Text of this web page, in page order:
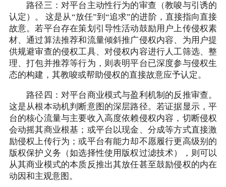
路径三：对平台主动性行为的审查（教唆与引诱的
认定）。 这是从“放任”到“追求”的进阶，直接指向直接
故意。若平台存在策划引导性活动鼓励用户上传侵权素
材、通过算法推荐和流量倾斜推广侵权内容、为用户提
供规避审查的侵权工具、对侵权内容进行人工筛选、整
理、打包并推荐等行为，则表明平台已深度参与侵权生
态的构建，其教唆或帮助侵权的直接故意应予认定。
路径四：对平台商业模式与盈利机制的反推审查。
这是从根本动机判断意图的深层路径。若证据显示，平
台的核心流量与主要收入高度依赖侵权内容，切断侵权
会动摇其商业根基；或平台以现金、分成等方式直接激
励侵权上传行为；或平台有能力却不愿履行更高级别的
版权保护义务（如选择性使用版权过滤技术），则可以
从其商业模式的本质反推出其放任甚至鼓励侵权的内在
动因和主观意图。